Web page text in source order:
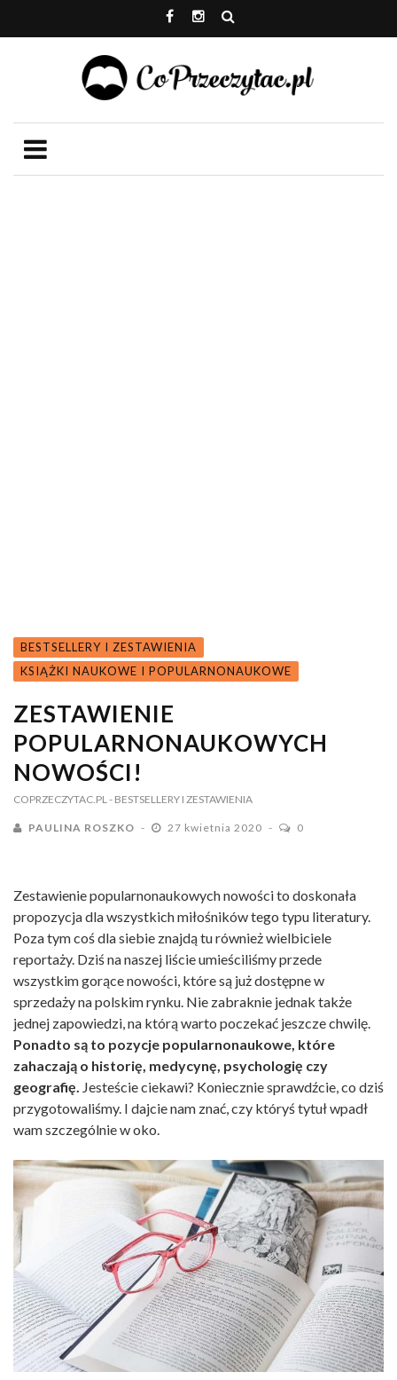
BESTSELLERY I ZESTAWIENIA
KSIĄŻKI NAUKOWE I POPULARNONAUKOWE
ZESTAWIENIE
POPULARNONAUKOWYCH
NOWOŚCI!
COPRZECZYTAC.PL - BESTSELLERY I ZESTAWIENIA
PAULINA ROSZKO 27 kwietnia 2020 0
Zestawienie popularnonaukowych nowości to doskonała
propozycja dla wszystkich miłośników tego typu literatury.
Poza tym coś dla siebie znajdą tu również wielbiciele
reportaży. Dziś na naszej liście umieściliśmy przede
wszystkim gorące nowości, które są już dostępne w
sprzedaży na polskim rynku. Nie zabraknie jednak także
jednej zapowiedzi, na którą warto poczekać jeszcze chwilę.
Ponadto są to pozycje popularnonaukowe, które
zahaczają o historię, medycynę, psychologię czy
geografię. Jesteście ciekawi? Koniecznie sprawdźcie, co dziś
przygotowaliśmy. I dajcie nam znać, czy któryś tytuł wpadł
wam szczególnie w oko.